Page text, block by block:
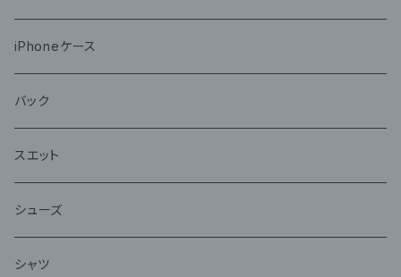
iPhoneケース
バック
スエット
シューズ
シャツ